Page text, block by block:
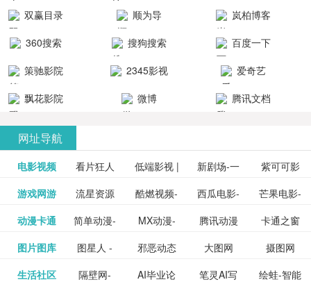
剧片、爱情
片、搞笑片
等全新电
影，是影
合破解游
戏、整合安
卓破解软件
分享与下
载！旨在打
件共享站、
资源
生物科技有
科技有限公
网
双赢目录
顺为导
航-办公运营
岚柏博客
360搜索
搜狗搜索
百度一下
策驰影院
2345影视
大全
爱奇艺
VIP会员
飘花影院
微博 腾讯文档
网址导航
电影视频 看片狂人 低端影视 |
免费高清
在线电影
新剧场-一
个网盘资
源分享小
紫可可影
视-紫可可,
免费提供
泡剧网_最
新电视剧
免费在线
更多>>
游戏网游 流星资源
网-流星蝴
蝶剑官网
酷燃视频-
致力于打
造中国领
西瓜电影-
西瓜视频
网站电影
芒果电影-
芒果TV网
站电影频
豆瓣电影-
豆瓣电影
更多>>
动漫卡通 简单动漫-
日本动画
MX动漫-
最新最全
腾讯动漫
频道
卡通之窗
三毛漫画
网
更多>>
图片图库 图星人 -
设计图片
邪恶动态
图片大全
大图网
摄图网
图行天下
更多>>
生活社区 隔壁网- AI毕业论 笔灵AI写 绘蛙-智能